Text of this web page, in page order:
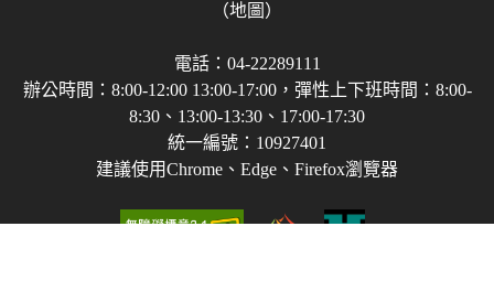
（地圖）
電話：04-22289111
辦公時間：8:00-12:00 13:00-17:00，彈性上下班時間：8:00-
8:30、13:00-13:30、17:00-17:30
統一編號：10927401
建議使用Chrome、Edge、Firefox瀏覽器